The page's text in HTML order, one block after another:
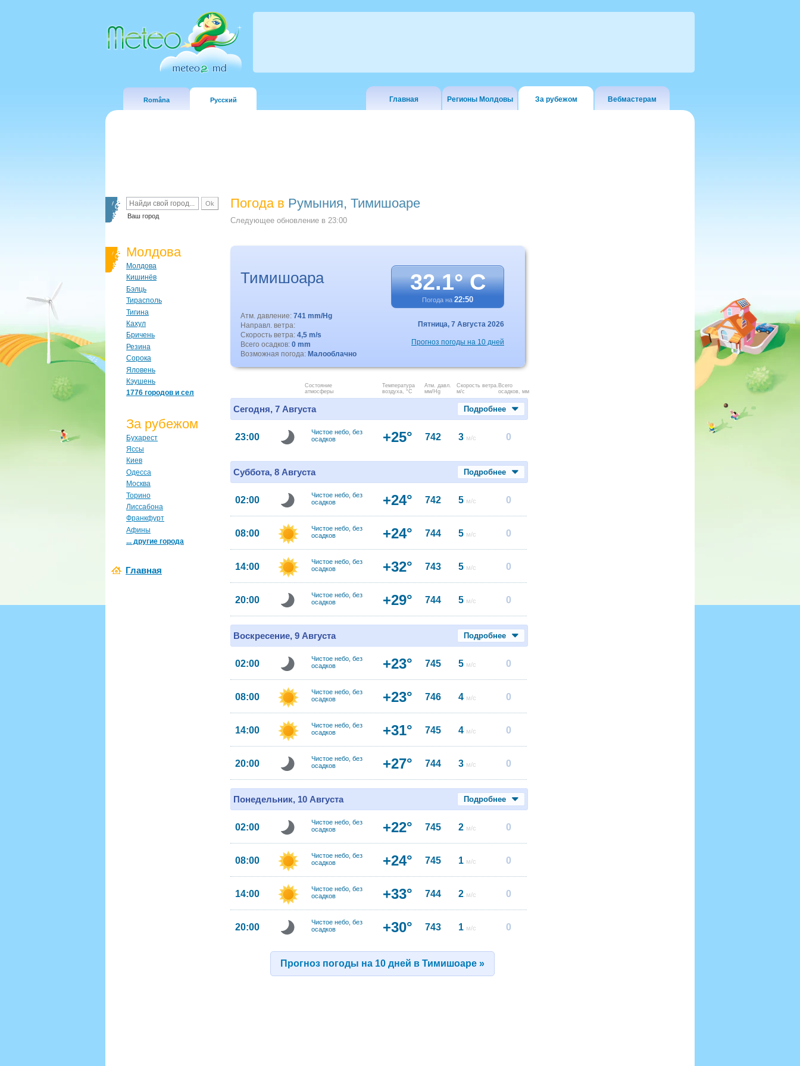
Româna Русский Главная Регионы Молдовы За рубежом Вебмастерам
Ваш город
Молдова
Молдова
Кишинёв
Бэлць
Тирасполь
Тигина
Кахул
Бричень
Резина
Сорока
Яловень
Кэушень
1776 городов и сел
За рубежом
Бухарест
Яссы
Киев
Одесса
Москва
Торино
Лиссабона
Франкфурт
Афины
... другие города
Главная
Погода в Румыния, Тимишоаре
Следующее обновление в 23:00
Тимишоара 32.1° C
Погода на 22:50
Атм. давление: 741 mm/Hg
Направл. ветра:
Скорость ветра: 4,5 m/s
Всего осадков: 0 mm
Возможная погода: Малооблачно
Пятница, 7 Августа 2026
Прогноз погоды на 10 дней
Состояние
атмосферы
Температура
воздуха, °C
Атм. давл.
мм/Hg
Скорость ветра.
м/с
Всего
осадков, мм
Сегодня, 7 Августа Подробнее
23:00
Чистое небо, без
осадков
+25° 742 3 м/с 0
Суббота, 8 Августа Подробнее
02:00
Чистое небо, без
осадков
+24° 742 5 м/с 0
08:00
Чистое небо, без
осадков
+24° 744 5 м/с 0
14:00
Чистое небо, без
осадков
+32° 743 5 м/с 0
20:00
Чистое небо, без
осадков
+29° 744 5 м/с 0
Воскресение, 9 Августа Подробнее
02:00
Чистое небо, без
осадков
+23° 745 5 м/с 0
08:00
Чистое небо, без
осадков
+23° 746 4 м/с 0
14:00
Чистое небо, без
осадков
+31° 745 4 м/с 0
20:00
Чистое небо, без
осадков
+27° 744 3 м/с 0
Понедельник, 10 Августа Подробнее
02:00
Чистое небо, без
осадков
+22° 745 2 м/с 0
08:00
Чистое небо, без
осадков
+24° 745 1 м/с 0
14:00
Чистое небо, без
осадков
+33° 744 2 м/с 0
20:00
Чистое небо, без
осадков
+30° 743 1 м/с 0
Прогноз погоды на 10 дней в Тимишоаре »